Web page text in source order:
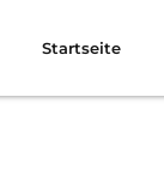
Startseite